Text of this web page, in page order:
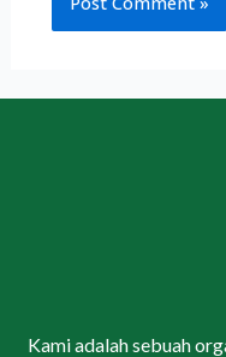
Kami adalah sebuah